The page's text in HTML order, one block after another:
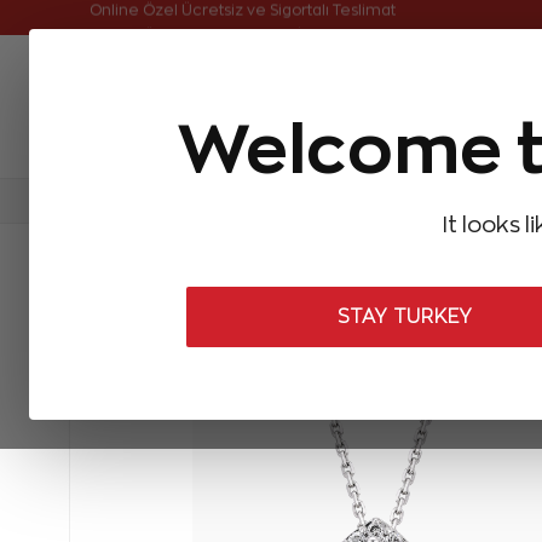
Welcome
It looks
STAY TURKEY
Online Özel Ücretsiz ve Sigortalı Teslimat
Aynı Gün Kargo Çok Satanlar